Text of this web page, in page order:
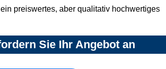
preiswertes, aber qualitativ hochwertiges
Sie Ihr Angebot an